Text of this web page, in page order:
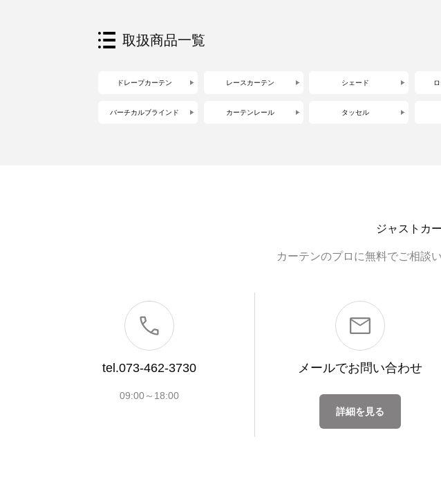
取扱商品一覧
ドレープカーテン レースカーテン シェード
バーチカルブラインド カーテンレール タッセル
ジャストカ
カーテンのプロに無料でご相談
tel.073-462-3730
09:00～18:00
メールでお問い合わせ
詳細を見る